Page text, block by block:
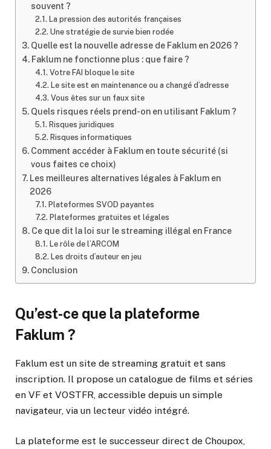
souvent ?
La pression des autorités françaises
Une stratégie de survie bien rodée
Quelle est la nouvelle adresse de Faklum en 2026 ?
Faklum ne fonctionne plus : que faire ?
Votre FAI bloque le site
Le site est en maintenance ou a changé d’adresse
Vous êtes sur un faux site
Quels risques réels prend-on en utilisant Faklum ?
Risques juridiques
Risques informatiques
Comment accéder à Faklum en toute sécurité (si
vous faites ce choix)
Les meilleures alternatives légales à Faklum en
2026
Plateformes SVOD payantes
Plateformes gratuites et légales
Ce que dit la loi sur le streaming illégal en France
Le rôle de l’ARCOM
Les droits d’auteur en jeu
Conclusion
Qu’est-ce que la plateforme
Faklum ?
Faklum est un site de streaming gratuit et sans
inscription. Il propose un catalogue de films et séries
en VF et VOSTFR, accessible depuis un simple
navigateur, via un lecteur vidéo intégré.
La plateforme est le successeur direct de Choupox,